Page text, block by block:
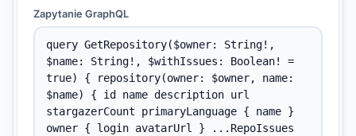
Zapytanie GraphQL